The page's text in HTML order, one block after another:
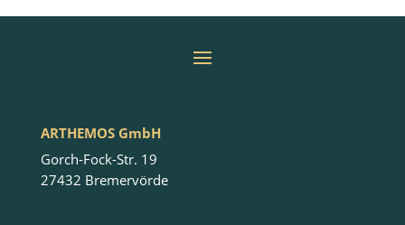
ARTHEMOS GmbH
Gorch-Fock-Str. 19
27432 Bremervörde